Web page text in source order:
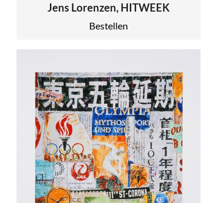
Jens Lorenzen, HITWEEK
Bestellen